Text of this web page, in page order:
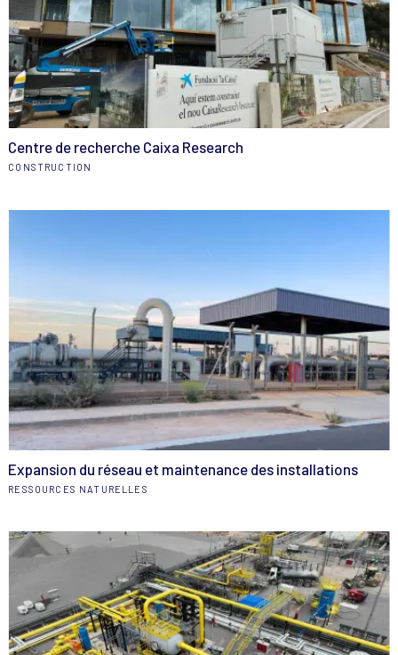
Centre de recherche Caixa Research
CONSTRUCTION
Expansion du réseau et maintenance des installations
RESSOURCES NATURELLES